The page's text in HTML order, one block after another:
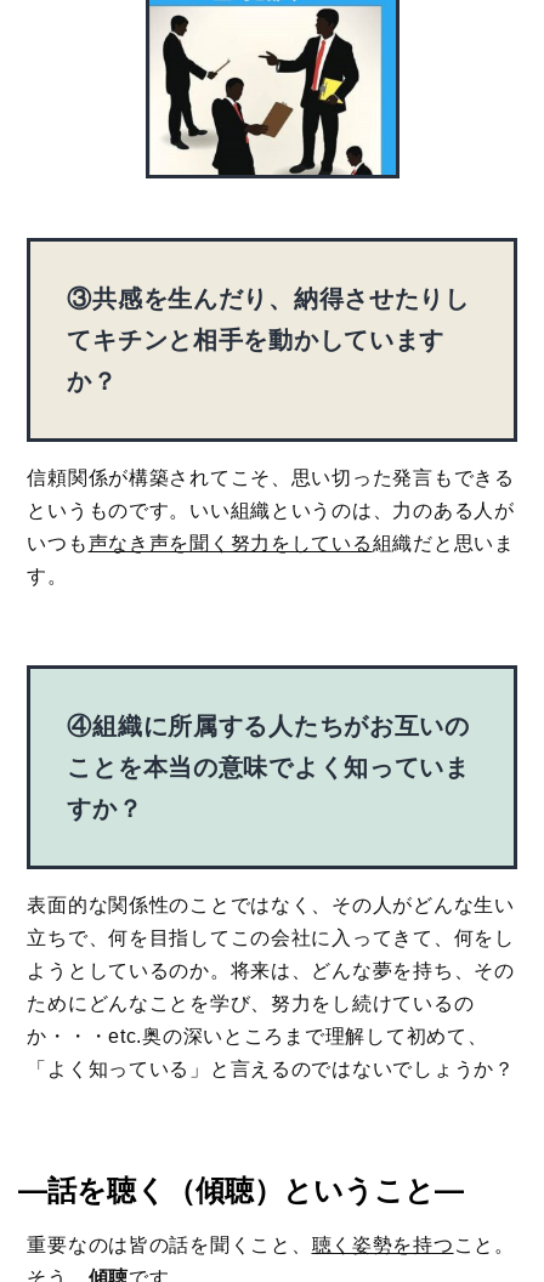
③共感を生んだり、納得させたりし
てキチンと相手を動かしています
か？
信頼関係が構築されてこそ、思い切った発言もできる
というものです。いい組織というのは、力のある人が
いつも声なき声を聞く努力をしている組織だと思いま
す。
④組織に所属する人たちがお互いの
ことを本当の意味でよく知っていま
すか？
表面的な関係性のことではなく、その人がどんな生い
立ちで、何を目指してこの会社に入ってきて、何をし
ようとしているのか。将来は、どんな夢を持ち、その
ためにどんなことを学び、努力をし続けているの
か・・・etc.奥の深いところまで理解して初めて、
「よく知っている」と言えるのではないでしょうか？
―話を聴く（傾聴）ということ―
重要なのは皆の話を聞くこと、 聴く姿勢を持つ こと。
そう、 傾聴です。